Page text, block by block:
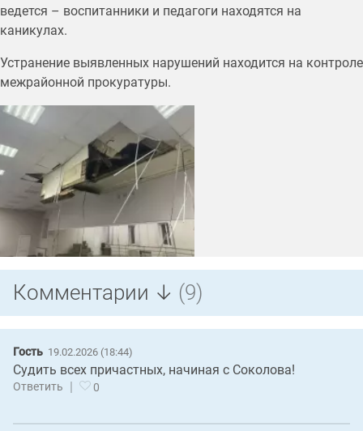
ведется – воспитанники и педагоги находятся на
каникулах.
Устранение выявленных нарушений находится на контроле
межрайонной прокуратуры.
Комментарии ↓ (9)
Гость 19.02.2026 (18:44)
Судить всех причастных, начиная с Соколова!
Ответить | 0